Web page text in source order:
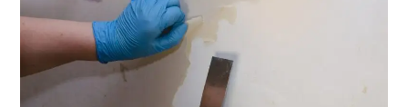
Stapsgewijze
Gids